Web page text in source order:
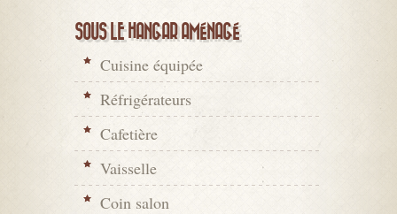
SOUS LE HANGAR AMÉNAGÉ
Cuisine équipée
Réfrigérateurs
Cafetière
Vaisselle
Coin salon